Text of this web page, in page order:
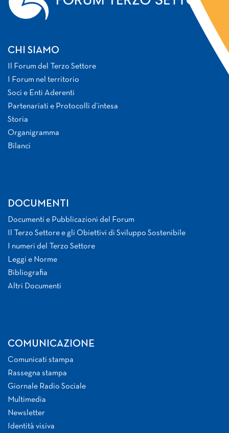
CHI SIAMO
Il Forum del Terzo Settore
I Forum nel territorio
Soci e Enti Aderenti
Partenariati e Protocolli d’intesa
Storia
Organigramma
Bilanci
DOCUMENTI
Documenti e Pubblicazioni del Forum
Il Terzo Settore e gli Obiettivi di Sviluppo Sostenibile
I numeri del Terzo Settore
Leggi e Norme
Bibliografia
Altri Documenti
COMUNICAZIONE
Comunicati stampa
Rassegna stampa
Giornale Radio Sociale
Multimedia
Newsletter
Identità visiva